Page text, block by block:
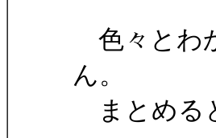
色々とわ
ん。
まとめる